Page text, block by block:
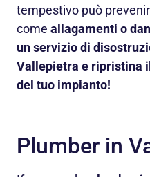
tempestivo può
come allagamenti o
un servizio di
Vallepietra e ripristina
del tuo impianto!
Plumber in